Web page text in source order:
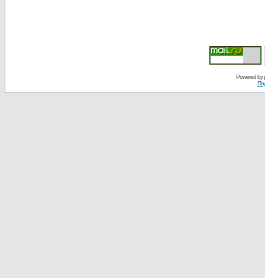
Powered by